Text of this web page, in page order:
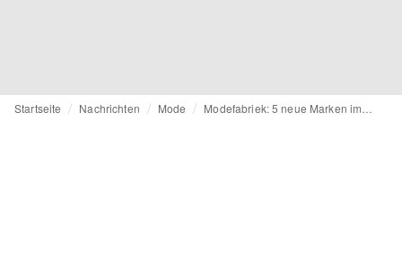
Startseite Nachrichten Mode